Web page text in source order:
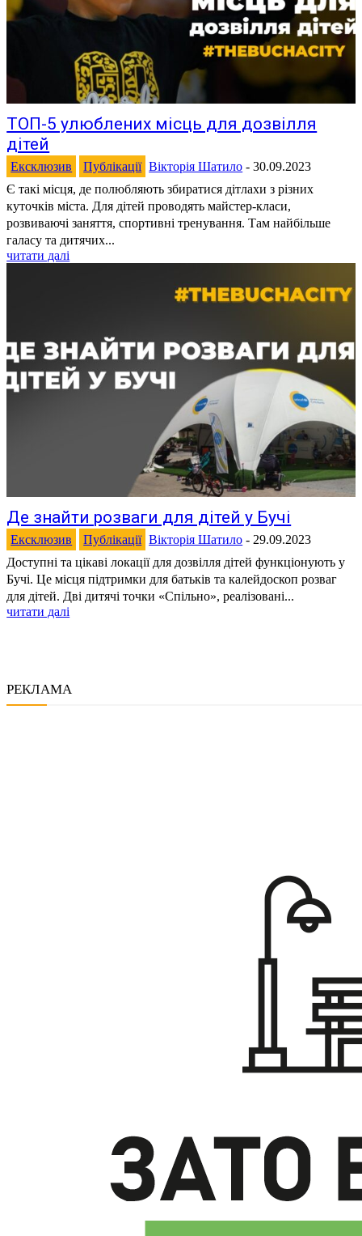
ТОП-5 улюблених місць для дозвілля
дітей
Ексклюзив Публікації Вікторія Шатило - 30.09.2023
Є такі місця, де полюбляють збиратися дітлахи з різних
куточків міста. Для дітей проводять майстер-класи,
розвиваючі заняття, спортивні тренування. Там найбільше
галасу та дитячих...
читати далі
Де знайти розваги для дітей у Бучі
Ексклюзив Публікації Вікторія Шатило - 29.09.2023
Доступні та цікаві локації для дозвілля дітей функціонують у
Бучі. Це місця підтримки для батьків та калейдоскоп розваг
для дітей. Дві дитячі точки «Спільно», реалізовані...
читати далі
РЕКЛАМА